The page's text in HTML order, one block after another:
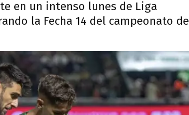
en un intenso lunes de Liga
la Fecha 14 del campeonato de